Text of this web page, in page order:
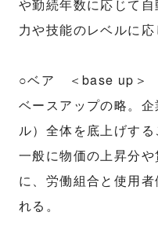
や勤続年数に応じて
力や技能のレベルに応
○ベア ＜base up＞
ベースアップの略。
ル）全体を底上げする
一般に物価の上昇分
に、労働組合と使用
れる。